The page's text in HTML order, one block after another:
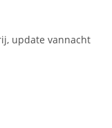
update vannacht